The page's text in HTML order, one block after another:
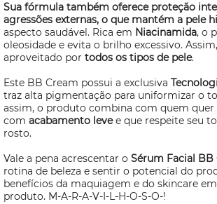
Sua fórmula também oferece proteção
agressões externas, o que mantém a pele
aspecto saudável. Rica em Niacinamida, o
oleosidade e evita o brilho excessivo.
aproveitado por todos os tipos de pele.
Este BB Cream possui a exclusiva
traz alta pigmentação para uniformizar o
assim, o produto combina com quem quer
com acabamento levee que respeite seu
rosto.
Vale a pena acrescentar o Sérum Facial BB
rotina de beleza e sentir o potencial do
benefícios da maquiagem e do skincare
produto. M-A-R-A-V-I-L-H-O-S-O-!